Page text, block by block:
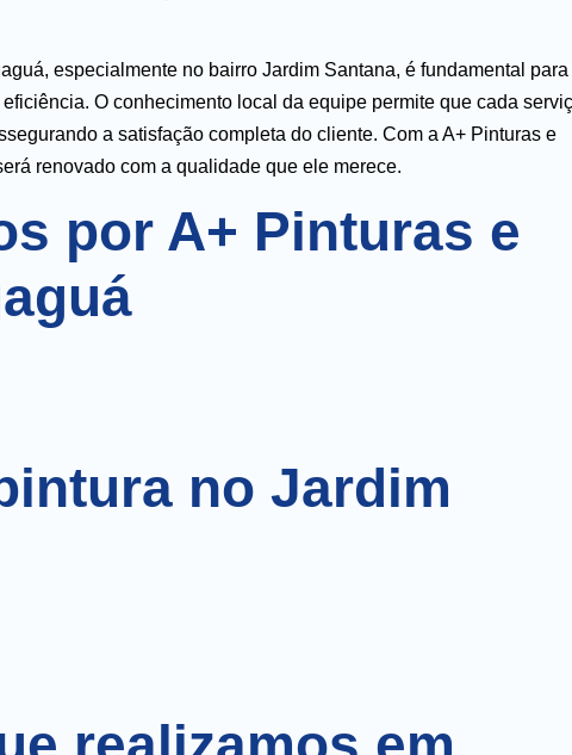
especialmente no bairro Jardim Santana, é fundamental para
O conhecimento local da equipe permite que cada
a satisfação completa do cliente. Com a A+ Pinturas e
renovado com a qualidade que ele merece.
por A+ Pinturas e
no Jardim